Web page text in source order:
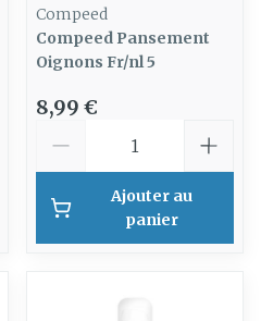
Compeed
Compeed Pansement
Oignons Fr/nl 5
8,99 €
Ajouter au
panier